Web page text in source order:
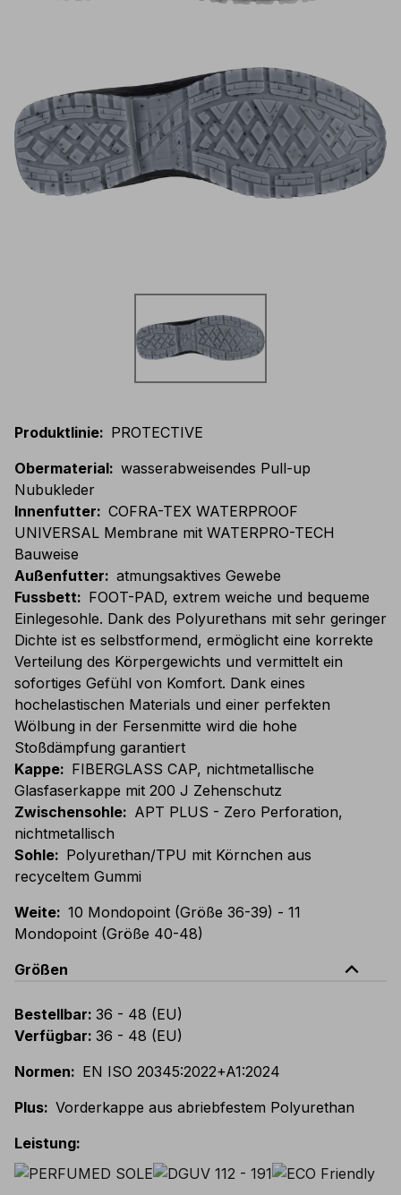
Produktlinie: PROTECTIVE
Obermaterial: wasserabweisendes Pull-up
Nubukleder
Innenfutter: COFRA-TEX WATERPROOF
UNIVERSAL Membrane mit WATERPRO-TECH
Bauweise
Außenfutter: atmungsaktives Gewebe
Fussbett: FOOT-PAD, extrem weiche und bequeme
Einlegesohle. Dank des Polyurethans mit sehr geringer
Dichte ist es selbstformend, ermöglicht eine korrekte
Verteilung des Körpergewichts und vermittelt ein
sofortiges Gefühl von Komfort. Dank eines
hochelastischen Materials und einer perfekten
Wölbung in der Fersenmitte wird die hohe
Stoßdämpfung garantiert
Kappe: FIBERGLASS CAP, nichtmetallische
Glasfaserkappe mit 200 J Zehenschutz
Zwischensohle: APT PLUS - Zero Perforation,
nichtmetallisch
Sohle: Polyurethan/TPU mit Körnchen aus
recyceltem Gummi
Weite: 10 Mondopoint (Größe 36-39) - 11
Mondopoint (Größe 40-48)
Größen
expand_less
Bestellbar: 36 - 48 (EU)
Verfügbar: 36 - 48 (EU)
Normen: EN ISO 20345:2022+A1:2024
Plus: Vorderkappe aus abriebfestem Polyurethan
Leistung: